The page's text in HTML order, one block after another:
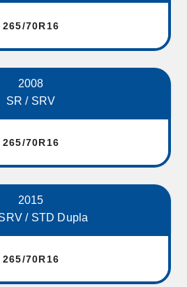
265/70R16
2008
SR / SRV
265/70R16
2015
/ STD Dupla
265/70R16